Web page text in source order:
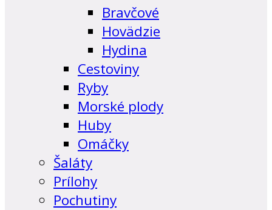
Bravčové
Hovädzie
Hydina
Cestoviny
Ryby
Morské plody
Huby
Omáčky
Šaláty
Prílohy
Pochutiny